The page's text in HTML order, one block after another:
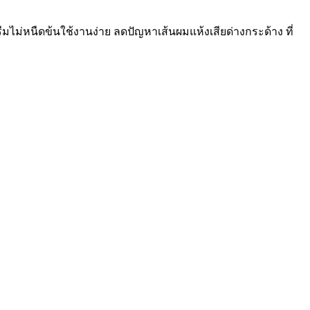
ม่หนืดข้นใช้งานง่าย ลดปัญหาเส้นผมแห้งเสียด่างกระด้าง ที่